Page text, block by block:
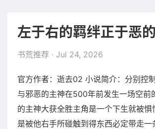
左于右的羁绊正于恶
书荒推荐 · Jul 24, 2026
官方作者：逝去02 小说简介：分别控
与邪恶的主神在500年前发生一场空前
的主神大获全胜主角是一个下生就被惧
是被他右手所碰触到得东西必定带走一